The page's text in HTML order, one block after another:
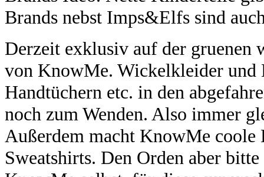
Brands nebst Imps&Elfs sind
Derzeit exklusiv auf der gruenen
von KnowMe. Wickelkleider und
Handtüchern etc. in den
noch zum Wenden. Also immer
Außerdem macht KnowMe coole
Sweatshirts. Den Orden aber